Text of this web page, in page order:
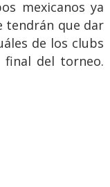
mexicanos ya
tendrán que dar
de los clubs
final del torneo.